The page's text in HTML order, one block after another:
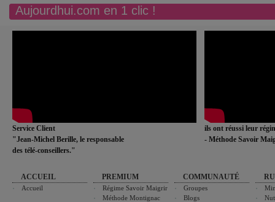
Aujourdhui.com en 1 clic !
Service Client
"Jean-Michel Berille, le responsable
des télé-conseillers."
ils ont réussi leur
- Méthode Savoir
ACCUEIL
Accueil
PREMIUM
Régime Savoir Maigrir
Méthode Montignac
COMMUNAUTÉ
Groupes
Blogs